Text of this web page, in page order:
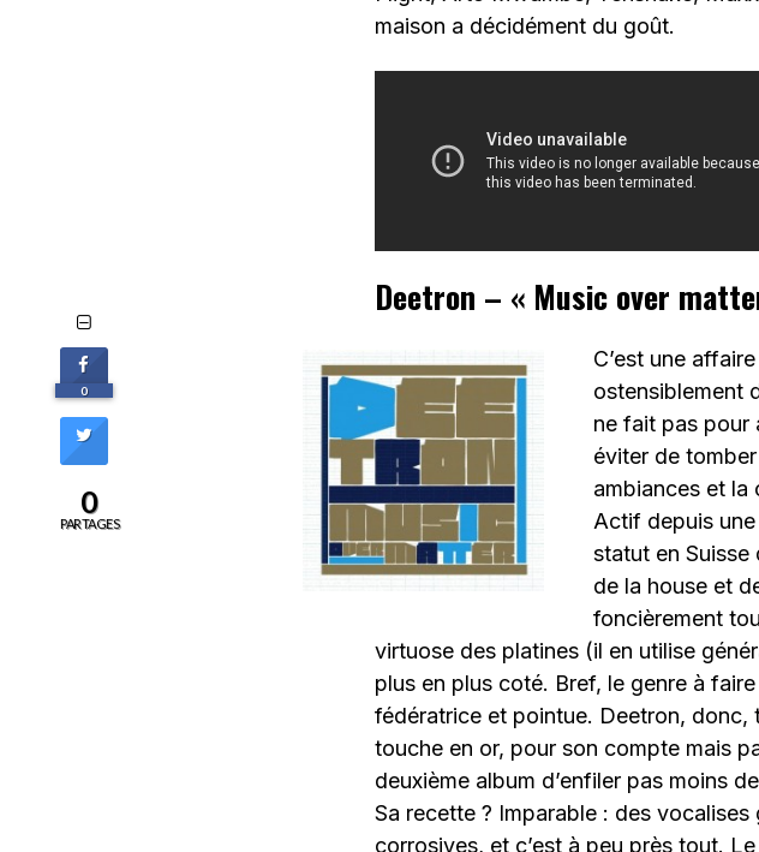
maison a décidément du goût.
Deetron – « Music over
C’est une
ostensiblement
ne fait pas pour
éviter de
ambiances et la
Actif depuis une
statut en Suisse
de la house et
foncièrement
virtuose des platines (il en utilise
plus en plus coté. Bref, le genre à
fédératrice et pointue. Deetron, donc,
touche en or, pour son compte mais
deuxième album d’enfiler pas moins
Sa recette ? Imparable : des
corrosives, et c’est à peu près tout.
0
0
PARTAGES